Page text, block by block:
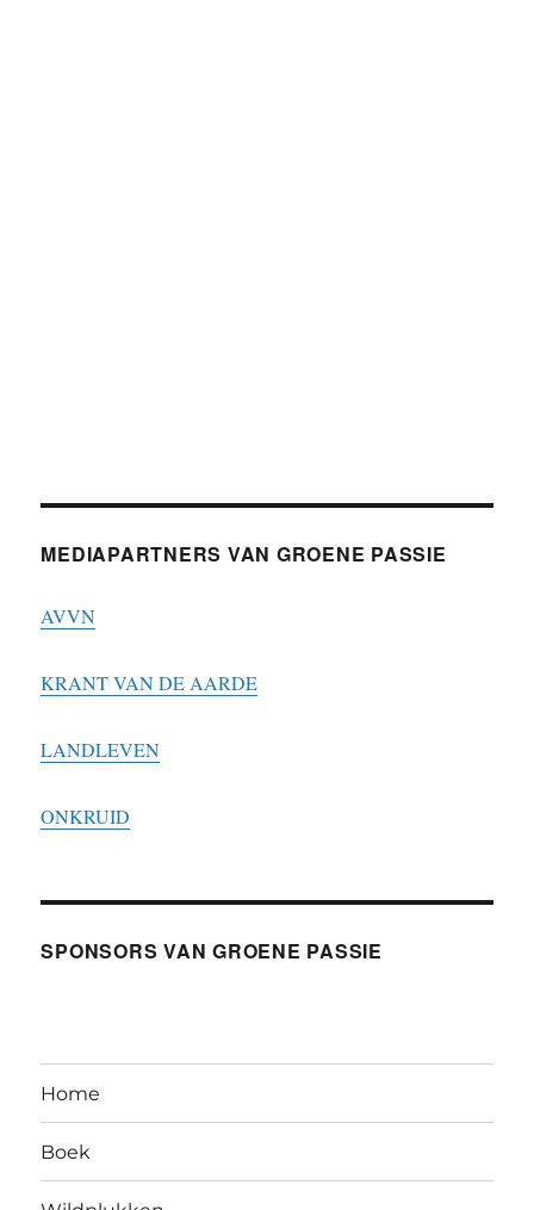
MEDIAPARTNERS VAN GROENE PASSIE
AVVN
KRANT VAN DE AARDE
LANDLEVEN
ONKRUID
SPONSORS VAN GROENE PASSIE
Home
Boek